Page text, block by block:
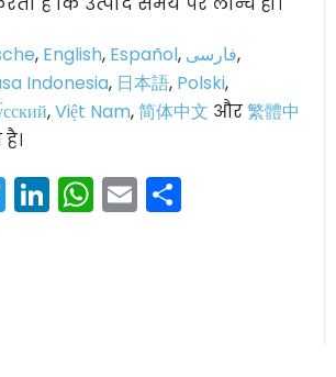
, English, Español, فارسی,
Indonesia, 日本語, Polski,
,Việt Nam,简体中文 और繁體中
Twitter
LinkedIn
WhatsApp
Email